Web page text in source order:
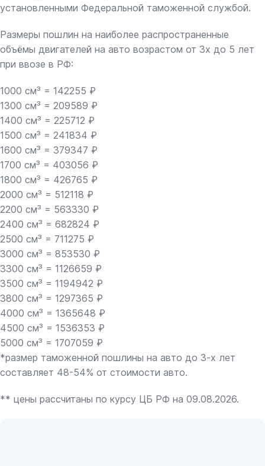
установленными Федеральной таможенной службой.
Размеры пошлин на наиболее распространенные
объёмы двигателей на авто возрастом от 3х до 5 лет
при ввозе в РФ:
1000 см³ = 142255 ₽
1300 см³ = 209589 ₽
1400 см³ = 225712 ₽
1500 см³ = 241834 ₽
1600 см³ = 379347 ₽
1700 см³ = 403056 ₽
1800 см³ = 426765 ₽
2000 см³ = 512118 ₽
2200 см³ = 563330 ₽
2400 см³ = 682824 ₽
2500 см³ = 711275 ₽
3000 см³ = 853530 ₽
3300 см³ = 1126659 ₽
3500 см³ = 1194942 ₽
3800 см³ = 1297365 ₽
4000 см³ = 1365648 ₽
4500 см³ = 1536353 ₽
5000 см³ = 1707059 ₽
*размер таможенной пошлины на авто до 3-х лет
составляет 48-54% от стоимости авто.
** цены рассчитаны по курсу ЦБ РФ на 09.08.2026.